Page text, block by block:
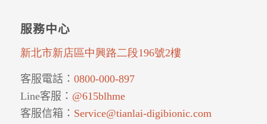
服務中心
新北市新店區中興路二段196號2樓
客服電話： 0800-000-897
Line客服 ： @615blhme
客服信箱： Service@tianlai-digibionic.com